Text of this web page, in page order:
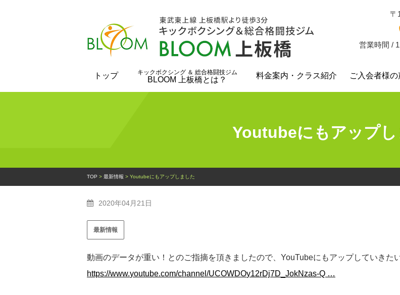
〒
営業時間 /
トップ キックボクシング ＆ 総合格闘技ジム
BLOOM 上板橋とは？ 料金案内・クラス紹介 ご入会者様の
Youtubeにもアップし
TOP > 最新情報 > Youtubeにもアップしました
2020年04月21日
最新情報
動画のデータが重い！とのご指摘を頂きましたので、YouTubeにもアップしていきた
https://www.youtube.com/channel/UCOWDOy12rDj7D_JokNzas-Q …